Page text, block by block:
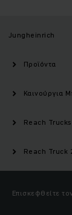
Jungheinrich
Προϊόντα
Καινούργια
Reach Trucks
Reach Truck
Επισκεφθείτε